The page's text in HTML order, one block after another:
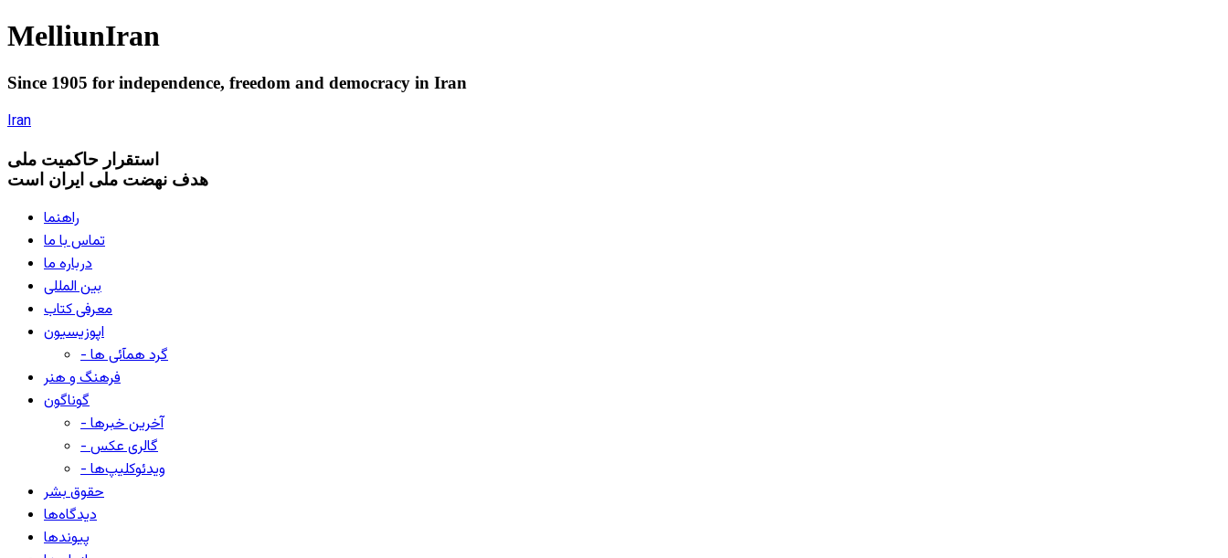
MelliunIran
Since 1905 for independence, freedom and democracy in Iran
Iran
استقرار حاکميت ملی
هدف نهضت ملی ایران است
راهنما
تماس با ما
درباره ما
بین المللی
معرفی کتاب
اپوزیسیون
- گرد همآئی ها
فرهنگ و هنر
گوناگون
- آخرین خبرها
- گالری عکس
- ویدئوکلیپ‌ها
حقوق بشر
دیدگاه‌ها
پیوندها